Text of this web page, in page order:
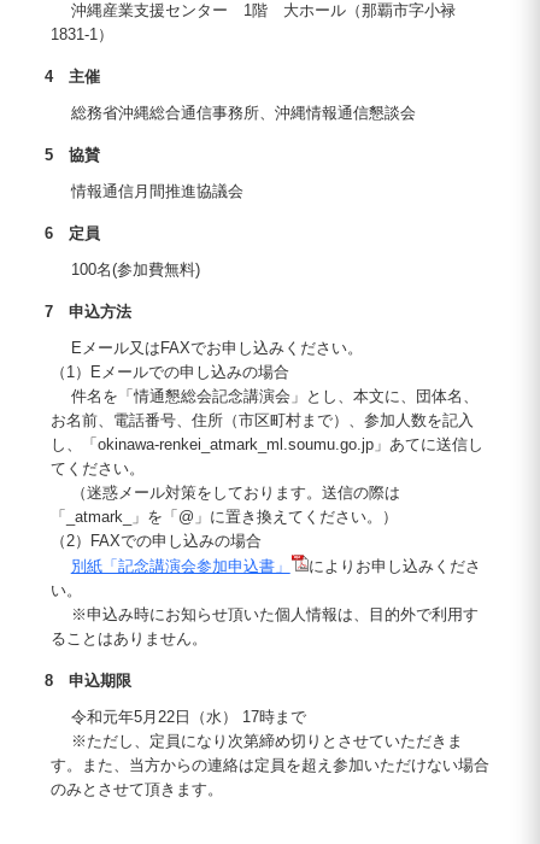
沖縄産業支援センター 1階 大ホール（那覇市字小禄
1831-1）
4 主催
総務省沖縄総合通信事務所、沖縄情報通信懇談会
5 協賛
情報通信月間推進協議会
6 定員
100名(参加費無料)
7 申込方法
Eメール又はFAXでお申し込みください。
（1）Eメールでの申し込みの場合
件名を「情通懇総会記念講演会」とし、本文に、団体名、
お名前、電話番号、住所（市区町村まで）、参加人数を記入
し、「okinawa-renkei_atmark_ml.soumu.go.jp」あてに送信し
てください。
（迷惑メール対策をしております。送信の際は
「_atmark_」を「@」に置き換えてください。）
（2）FAXでの申し込みの場合
別紙「記念講演会参加申込書」
によりお申し込みくださ
い。
※申込み時にお知らせ頂いた個人情報は、目的外で利用す
ることはありません。
8 申込期限
令和元年5月22日（水） 17時まで
※ただし、定員になり次第締め切りとさせていただきま
す。また、当方からの連絡は定員を超え参加いただけない場合
のみとさせて頂きます。